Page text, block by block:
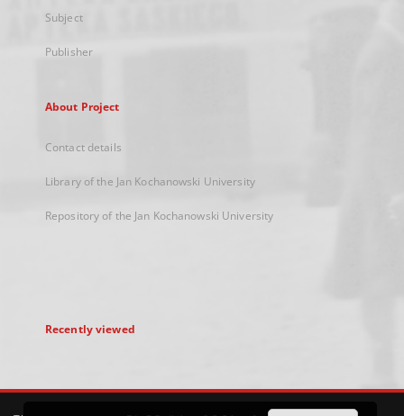
Subject
Publisher
About Project
Contact details
Library of the Jan Kochanowski University
Repository of the Jan Kochanowski University
Recently viewed